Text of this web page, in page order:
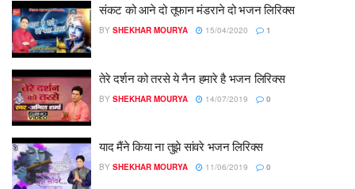
संकट को आने दो तूफान मंडराने दो भजन लिरिक्स
BY SHEKHAR MOURYA 15/04/2020 1
तेरे दर्शन को तरसे ये नैन हमारे है भजन लिरिक्स
BY SHEKHAR MOURYA 14/07/2019 0
याद मैंने किया ना तुझे सांवरे भजन लिरिक्स
BY SHEKHAR MOURYA 11/06/2019 0